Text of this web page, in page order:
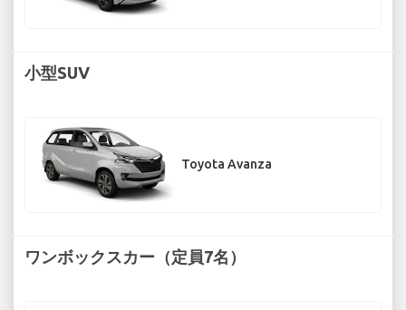
小型SUV
Toyota Avanza
ワンボックスカー（定員7名）